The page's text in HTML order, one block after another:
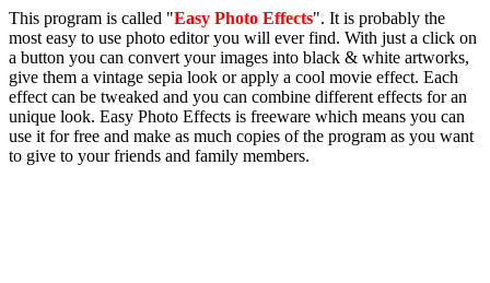
This program is called "Easy Photo Effects". It is probably the
most easy to use photo editor you will ever find. With just a click on
a button you can convert your images into black & white artworks,
give them a vintage sepia look or apply a cool movie effect. Each
effect can be tweaked and you can combine different effects for an
unique look. Easy Photo Effects is freeware which means you can
use it for free and make as much copies of the program as you want
to give to your friends and family members.